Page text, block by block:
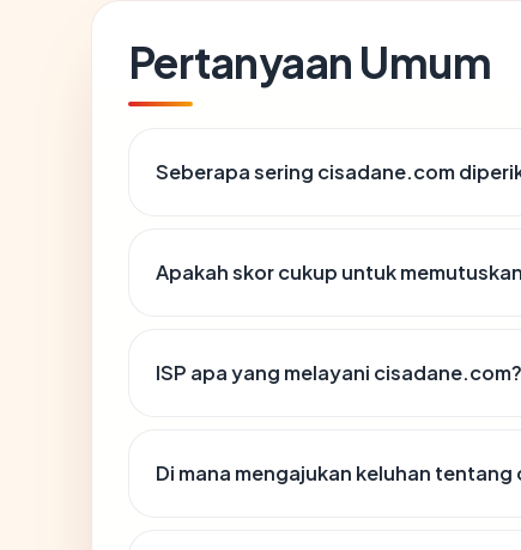
Pertanyaan Umum
Seberapa sering cisadane.com
Apakah skor cukup untuk
ISP apa yang melayani cisadane.com?
Di mana mengajukan keluhan